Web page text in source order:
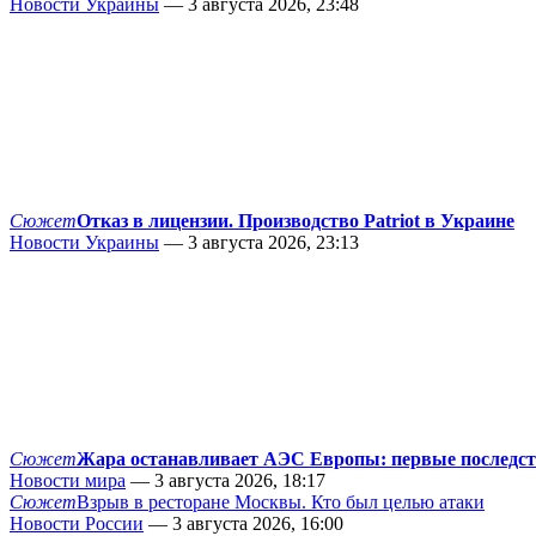
Новости Украины — 3 августа 2026, 23:48
СюжетОтказ в лицензии. Производство Patriot в Украине
Новости Украины — 3 августа 2026, 23:13
СюжетЖара останавливает АЭС Европы: первые
Новости мира — 3 августа 2026, 18:17
СюжетВзрыв в ресторане Москвы. Кто был целью атаки
Новости России — 3 августа 2026, 16:00